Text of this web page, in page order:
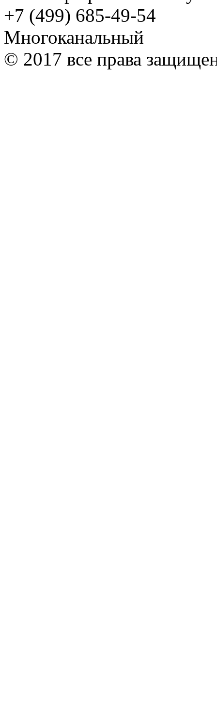
+7 (499) 685-49-54
Многоканальный
© 2017 все права